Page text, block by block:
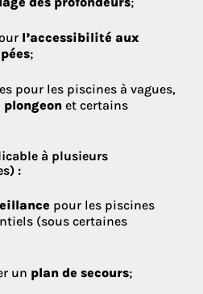
l’accessibilité aux
;
pour les piscines à vagues,
et certains
à plusieurs
:
pour les piscines
(sous certaines
un plan de secours;